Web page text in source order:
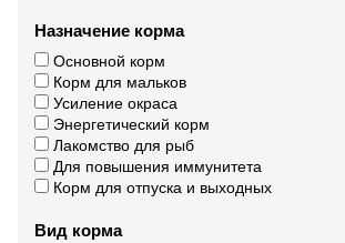
Назначение корма
Основной корм
Корм для мальков
Усиление окраса
Энергетический корм
Лакомство для рыб
Для повышения иммунитета
Корм для отпуска и выходных
Вид корма